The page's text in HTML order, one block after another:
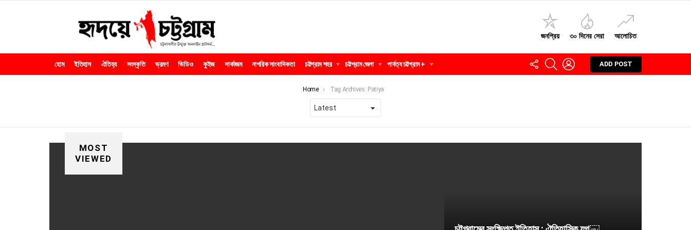
জনপ্রিয় ৩০ দিনের সেরা আলোচিত
হোম ইতিহাস ঐতিহ্য সংস্কৃতি ভ্রমণ ভিডিও কুইজ সার্কাজম নাগরিক সাংবাদিকতা চট্টগ্রাম শহর চট্টগ্রাম জেলা পার্বত্য চট্টগ্রাম +
FOLLOW
US
SEARCHLOGIN
ADD POST
Home Tag Archives: Patiya
MOST
VIEWED